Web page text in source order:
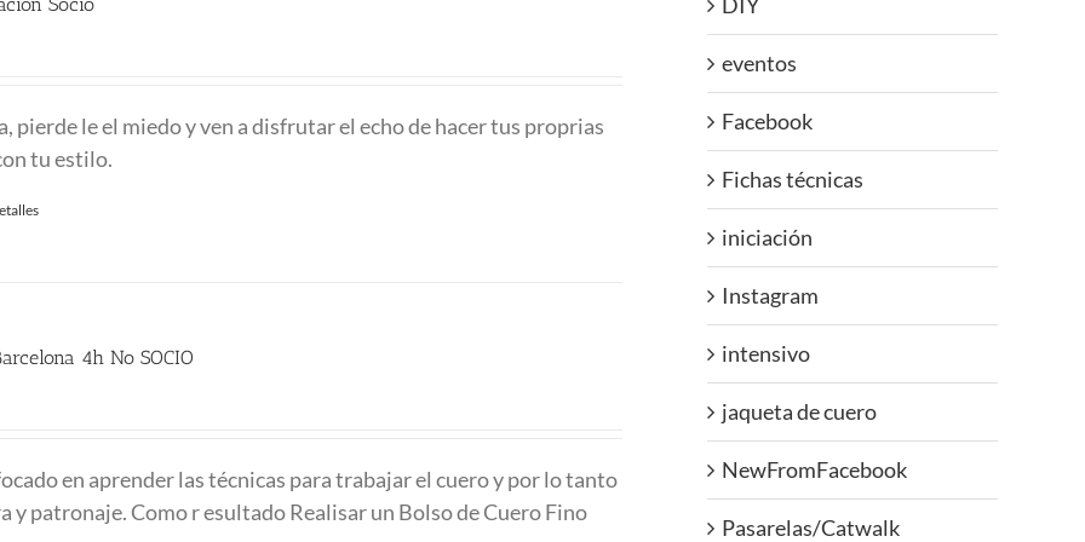
€.
pierde le el miedo y ven a disfrutar el echo de hacer tus proprias
tu estilo.
4h No SOCIO
en aprender las técnicas para trabajar el cuero y por lo tanto
y patronaje. Como r esultado Realisar un Bolso de Cuero Fino
eventos
Facebook
Fichas técnicas
iniciación
Instagram
intensivo
jaqueta de cuero
NewFromFacebook
Pasarelas/Catwalk